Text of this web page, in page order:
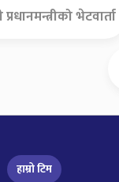
भेटवार्ता
हाम्रो टिम